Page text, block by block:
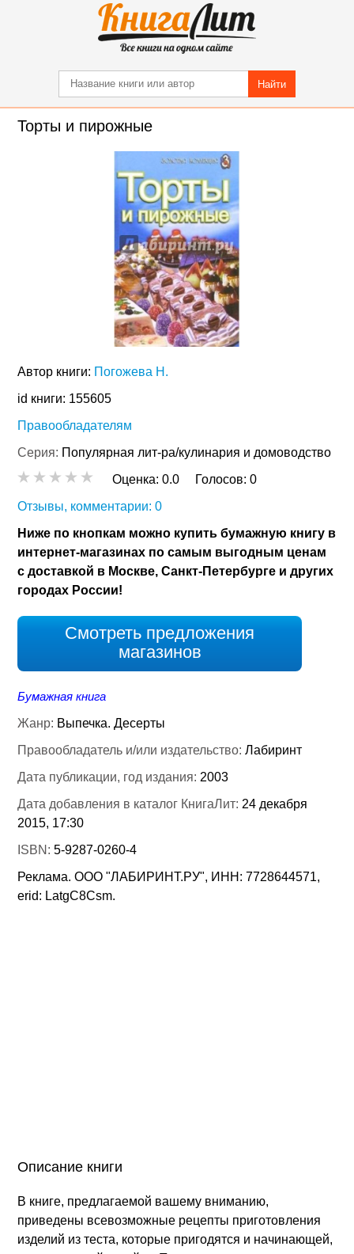
Найти
Торты и пирожные
Автор книги: Погожева Н.
id книги: 155605
Правообладателям
Серия: Популярная лит-ра/кулинария и домоводство
Оценка:0.0 Голосов:0
Отзывы, комментарии: 0
Ниже по кнопкам можно купить бумажную книгу в
интернет-магазинах по самым выгодным ценам
с доставкой в Москве, Санкт-Петербурге и других
городах России!
Смотреть предложения
магазинов
Бумажная книга
Жанр: Выпечка. Десерты
Правообладатель и/или издательство:Лабиринт
Дата публикации, год издания: 2003
Дата добавления в каталог КнигаЛит: 24 декабря
2015, 17:30
ISBN:5-9287-0260-4
Реклама. ООО "ЛАБИРИНТ.РУ", ИНН: 7728644571,
erid: LatgC8Csm.
Описание книги
В книге, предлагаемой вашему вниманию,
приведены всевозможные рецепты приготовления
изделий из теста, которые пригодятся и начинающей,